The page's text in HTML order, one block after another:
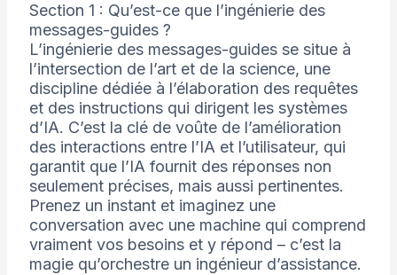
Section 1 : Qu’est-ce que l’ingénierie des
messages-guides ?
L’ingénierie des messages-guides se situe à
l’intersection de l’art et de la science, une
discipline dédiée à l’élaboration des requêtes
et des instructions qui dirigent les systèmes
d’IA. C’est la clé de voûte de l’amélioration
des interactions entre l’IA et l’utilisateur, qui
garantit que l’IA fournit des réponses non
seulement précises, mais aussi pertinentes.
Prenez un instant et imaginez une
conversation avec une machine qui comprend
vraiment vos besoins et y répond – c’est la
magie qu’orchestre un ingénieur d’assistance.